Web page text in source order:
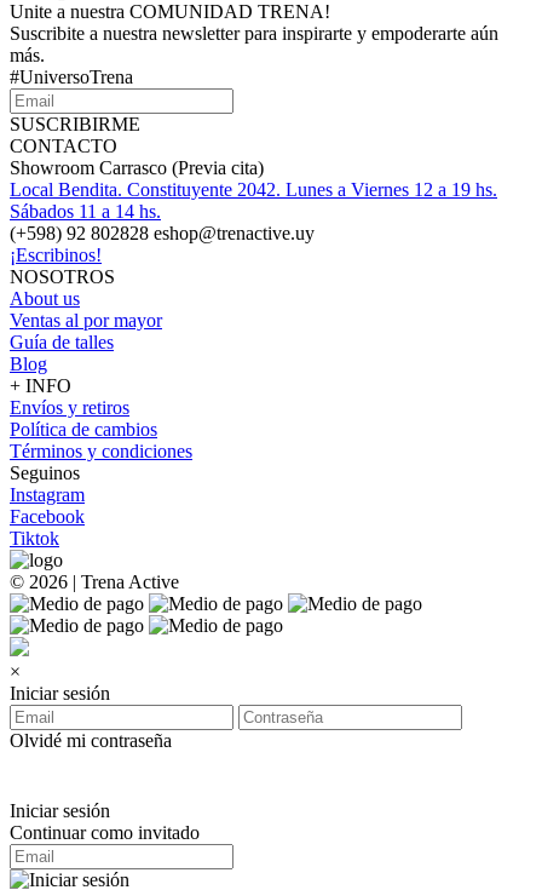
Unite a nuestra COMUNIDAD TRENA!
Suscribite a nuestra newsletter para inspirarte y empoderarte aún
más.
#UniversoTrena
SUSCRIBIRME
CONTACTO
Showroom Carrasco (Previa cita)
Local Bendita. Constituyente 2042. Lunes a Viernes 12 a 19 hs.
Sábados 11 a 14 hs.
(+598) 92 802828 eshop@trenactive.uy
¡Escribinos!
NOSOTROS
About us
Ventas al por mayor
Guía de talles
Blog
+ INFO
Envíos y retiros
Política de cambios
Términos y condiciones
Seguinos
Instagram
Facebook
Tiktok
© 2026 | Trena Active
×
Iniciar sesión
Olvidé mi contraseña
Iniciar sesión
Continuar como invitado